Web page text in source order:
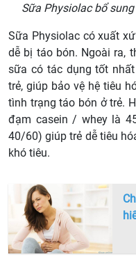
Sữa Physiolac bổ
Sữa Physiolac có xuất
dễ bị táo bón. Ngoài ra,
sữa có tác dụng tốt
trẻ, giúp bảo vệ hệ tiêu
tình trạng táo bón ở trẻ.
đạm casein / whey là
40/60) giúp trẻ dễ tiêu
khó tiêu.